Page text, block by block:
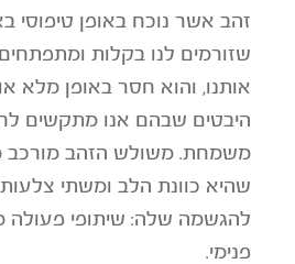
זהב אשר נוכח באופן טיפוסי
שזורמים לנו בקלות
אותנו, והוא חסר באופן מלא
היבטים שבהם אנו מתקשים
משמחת. משולש הזהב מורכב
שהיא כוונת הלב ומשתי
להגשמה שלה: שיתופי פעולה
פנימי.